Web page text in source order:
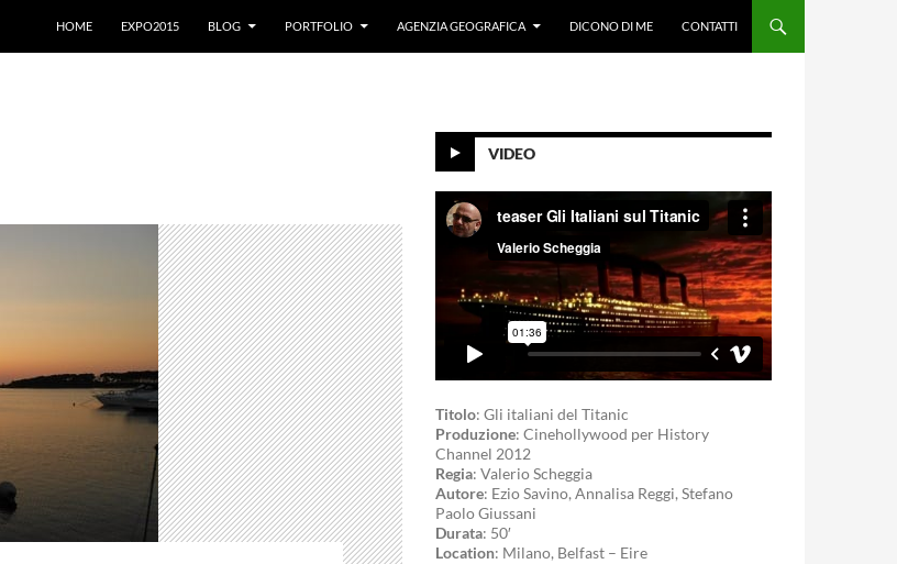
HOME
EXPO2015 BLOG PORTFOLIO AGENZIA GEOGRAFICA DICONO DI ME CONTATTI
VIDEO
Titolo: Gli italiani del Titanic
Produzione: Cinehollywood per History
Channel 2012
Regia: Valerio Scheggia
Autore: Ezio Savino, Annalisa Reggi, Stefano
Paolo Giussani
Durata: 50′
Location: Milano, Belfast – Eire